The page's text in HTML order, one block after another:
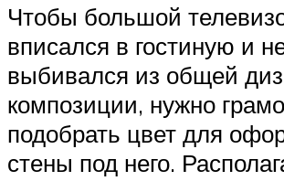
Чтобы большой
вписался в гостиную и
выбивался из общей
композиции, нужно
подобрать цвет для
стены под него.